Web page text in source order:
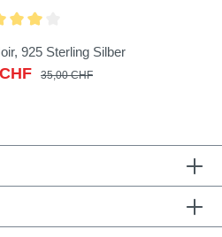
925 Sterling Silber
35,00 CHF